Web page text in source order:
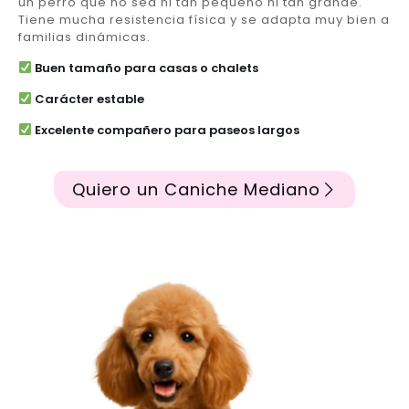
Tiene mucha resistencia física y se adapta muy bien a
familias dinámicas.
Buen tamaño para casas o chalets
Carácter estable
Excelente compañero para paseos largos
Quiero un Caniche Mediano